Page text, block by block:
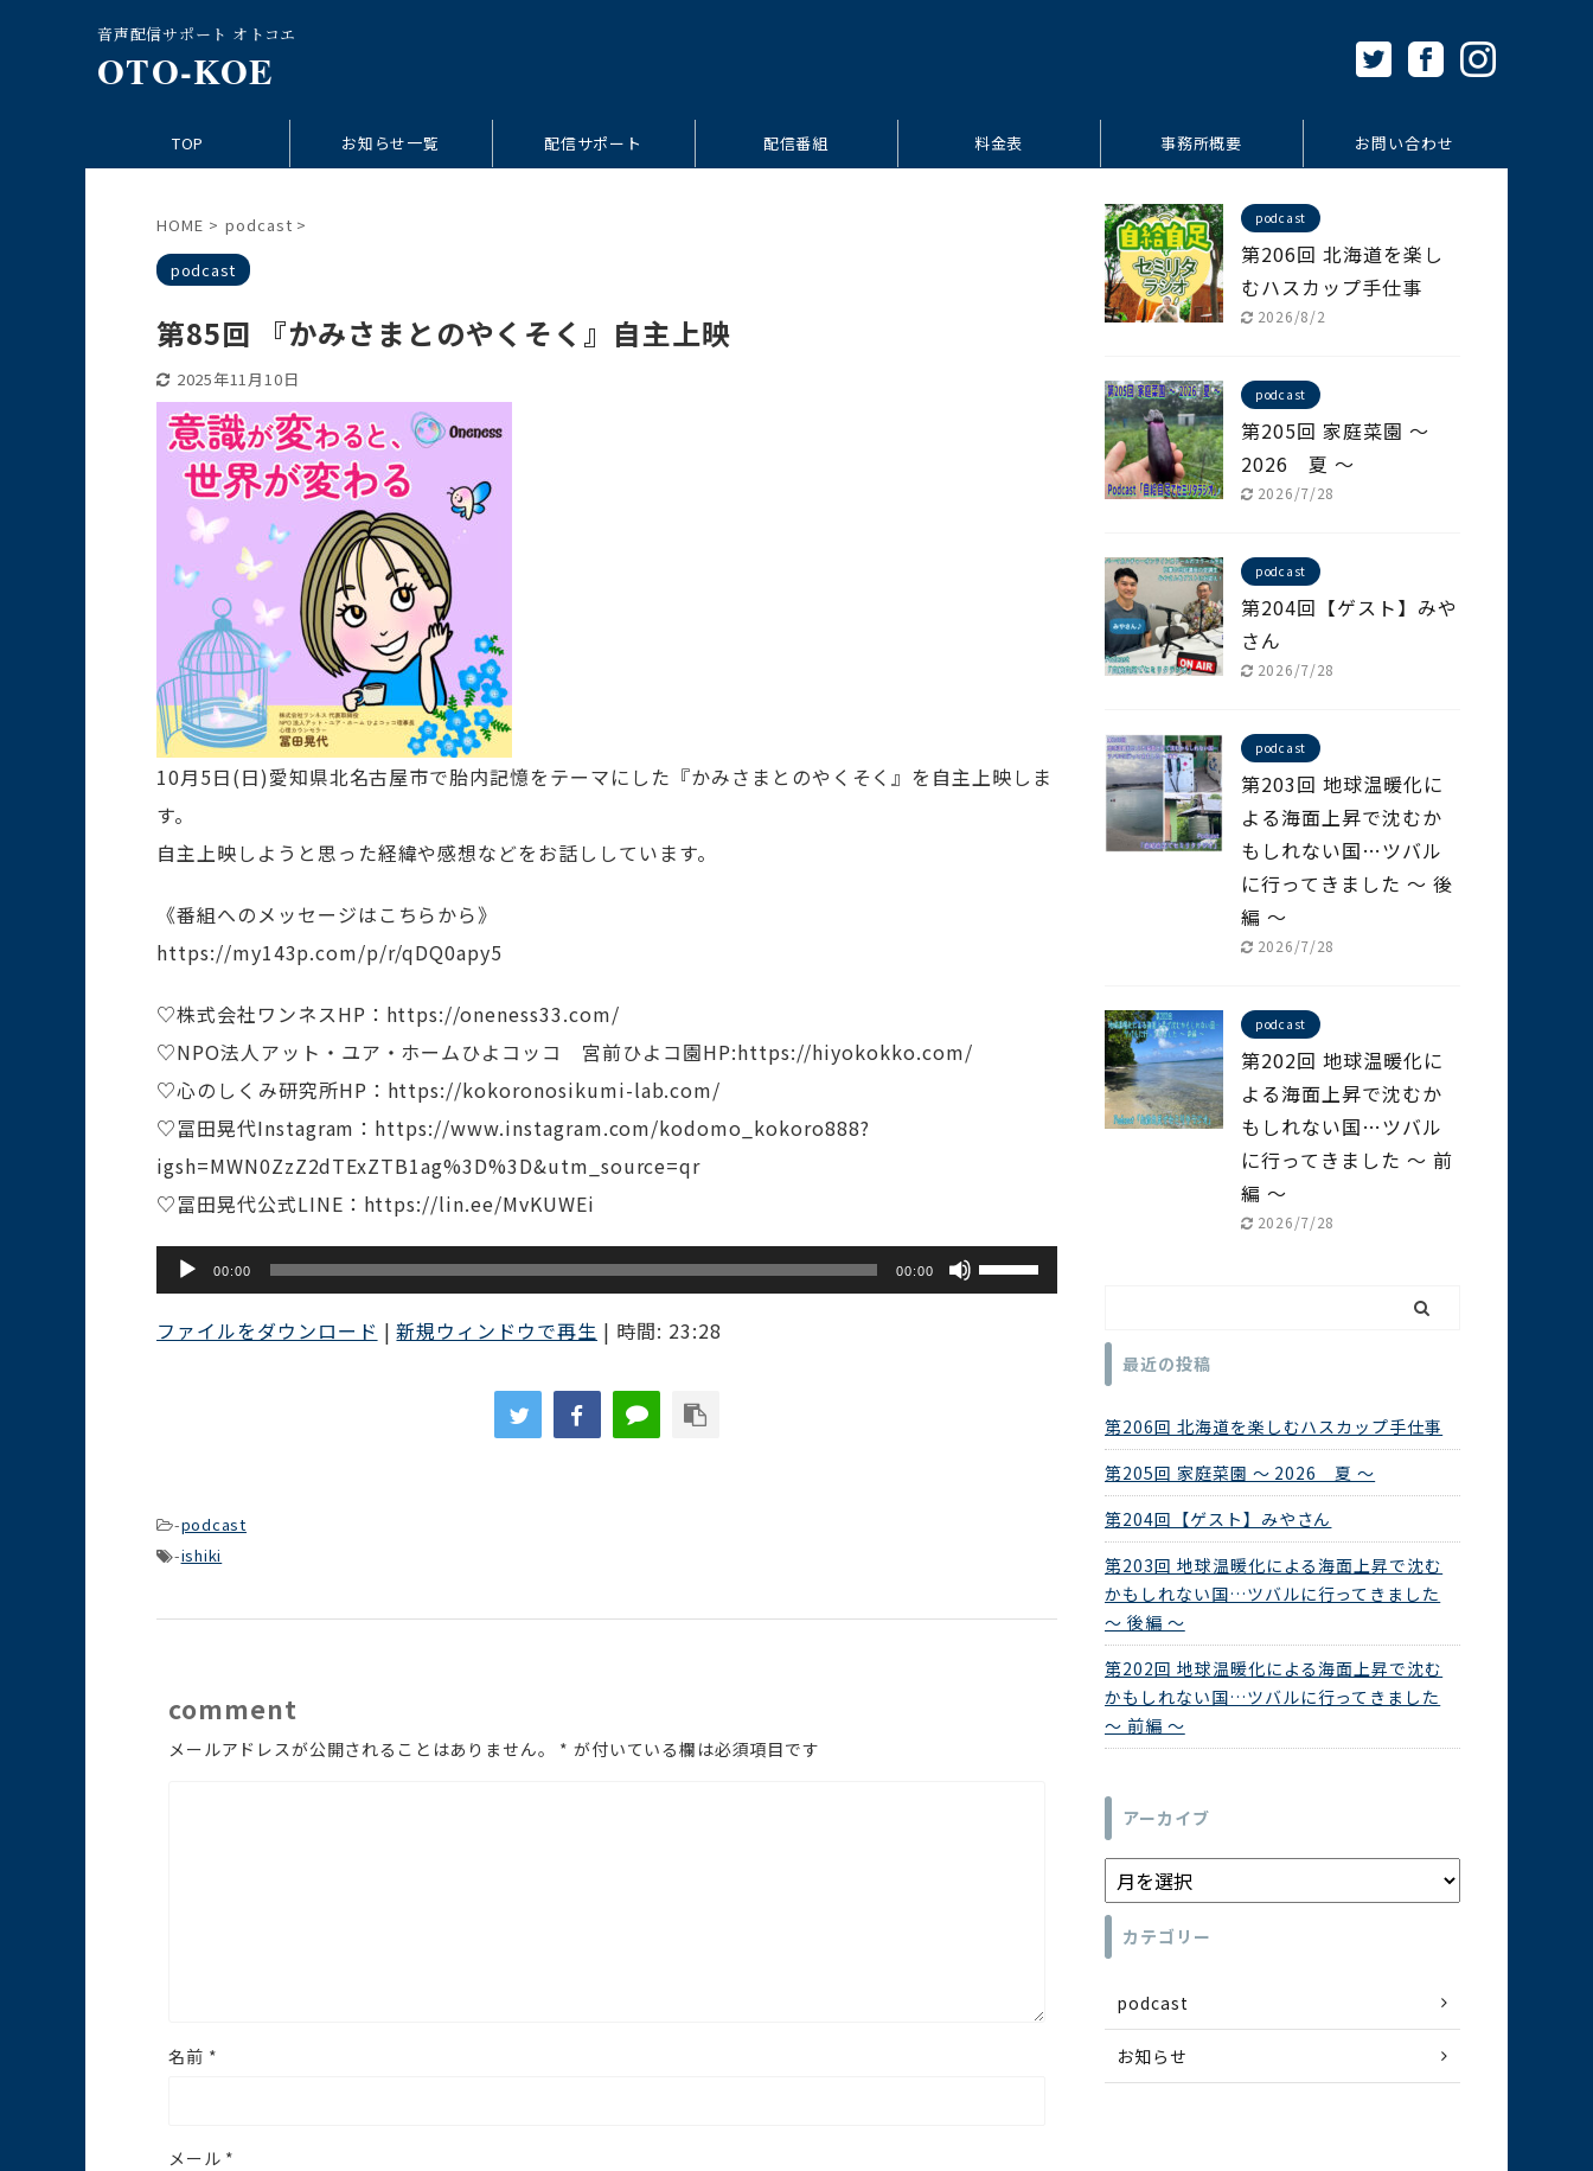
音声配信サポート オトコエ
OTO-KOE
TOP お知らせ一覧 配信サポート 配信番組 料金表 事務所概要 お問い合わせ
HOME > podcast >
podcast
第85回 『かみさまとのやくそく』自主上映
2025年11月10日
10月5日(日)愛知県北名古屋市で胎内記憶をテーマにした『かみさまとのやくそく』を自主上映しま
す。
自主上映しようと思った経緯や感想などをお話ししています。
《番組へのメッセージはこちらから》
https://my143p.com/p/r/qDQ0apy5
♡株式会社ワンネスHP：https://oneness33.com/
♡NPO法人アット・ユア・ホームひよコッコ 宮前ひよコ園HP:https://hiyokokko.com/
♡心のしくみ研究所HP：https://kokoronosikumi-lab.com/
♡冨田晃代Instagram：https://www.instagram.com/kodomo_kokoro888?
igsh=MWN0ZzZ2dTExZTB1ag%3D%3D&utm_source=qr
♡冨田晃代公式LINE：https://lin.ee/MvKUWEi
声
プ
00:00 00:00
ボ
ファイルをダウンロード |新規ウィンドウで再生 | 時間: 23:28
-podcast
-ishiki
comment
メールアドレスが公開されることはありません。 * が付いている欄は必須項目です
名前 *
メール *
podcast
第206回 北海道を楽し
むハスカップ手仕事
2026/8/2
podcast
第205回 家庭菜園 ～
2026 夏 ～
2026/7/28
podcast
第204回【ゲスト】みや
さん
2026/7/28
podcast
第203回 地球温暖化に
よる海面上昇で沈むか
もしれない国…ツバル
に行ってきました ～ 後
編 ～
2026/7/28
podcast
第202回 地球温暖化に
よる海面上昇で沈むか
もしれない国…ツバル
に行ってきました ～ 前
編 ～
2026/7/28
最近の投稿
第206回 北海道を楽しむハスカップ手仕事
第205回 家庭菜園 ～ 2026 夏 ～
第204回【ゲスト】みやさん
第203回 地球温暖化による海面上昇で沈む
かもしれない国…ツバルに行ってきました
～ 後編 ～
第202回 地球温暖化による海面上昇で沈む
かもしれない国…ツバルに行ってきました
～ 前編 ～
アーカイブ
カテゴリー
podcast
お知らせ